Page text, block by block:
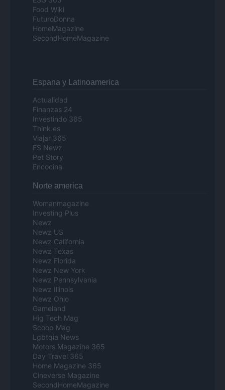
Food Wiki
FuturoDonna
HomeMagazine
SecondHomeMagazine
Espana y Latinoamerica
Actualidad
Finanzas 24
Investindo 365
Think.es
Viajar 365
ES Newz
Pet Story
Encocina
Norte america
Womanmagazine
Investing Plus
Newz
Newz US
Newz California
Newz Texas
Newz Florida
Newz New York
Newz Pennsylvania
Newz Illinois
Newz Ohio
Gameland
Hig Tech Mag
Scoop Mag
Lgbtqia News
Motors Magazine 365
Day Travel 365
Home Magazine 365
Cineverse Magazine
SecondHomeMagazine